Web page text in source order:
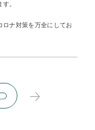
。
ロナ対策を万全にしてお